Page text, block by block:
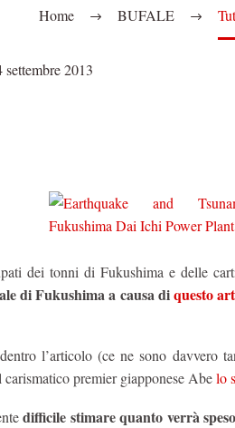
Home BUFALE
settembre 2013
dei tonni di Fukushima e delle
di Fukushima a causa diquesto
l’articolo (ce ne sono davvero
premier giapponese Abelo
difficile stimare quanto verrà